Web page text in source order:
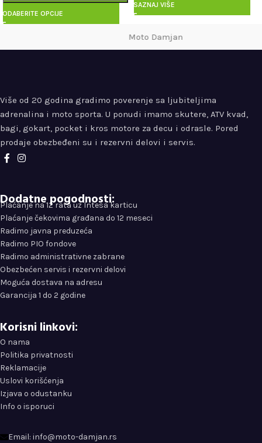
ODABERITE OPCIJE
SAZNAJ VIŠE
Moto Damjan
Više od 20 godina gradimo poverenje sa ljubiteljima
adrenalina i moto sporta. U ponudi imamo skutere, ATV kvad,
bagi, gokart, pocket i kros motore za decu i odrasle. Pored
prodaje obezbeđeni su i rezervni delovi i servis.
Dodatne pogodnosti:
Plaćanje na 12 rata uz Intesa karticu
Plaćanje čekovima građana do 12 meseci
Radimo javna preduzeća
Radimo PIO fondove
Radimo administrativne zabrane
Obezbećen servis i rezervni delovi
Moguća dostava na adresu
Garancija 1 do 2 godine
Korisni linkovi:
O nama
Politika privatnosti
Reklamacije
Uslovi korišćenja
Izjava o odustanku
Info o isporuci
Email: info@moto-damjan.rs